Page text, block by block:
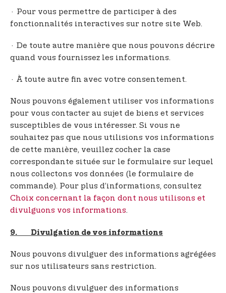
· Pour vous permettre de participer à des
fonctionnalités interactives sur notre site Web.
· De toute autre manière que nous pouvons décrire
quand vous fournissez les informations.
· À toute autre fin avec votre consentement.
Nous pouvons également utiliser vos informations
pour vous contacter au sujet de biens et services
susceptibles de vous intéresser. Si vous ne
souhaitez pas que nous utilisions vos informations
de cette manière, veuillez cocher la case
correspondante située sur le formulaire sur lequel
nous collectons vos données (le formulaire de
commande). Pour plus d’informations, consultez
Choix concernant la façon dont nous utilisons et
divulguons vos informations.
9. Divulgation de vos informations
Nous pouvons divulguer des informations agrégées
sur nos utilisateurs sans restriction.
Nous pouvons divulguer des informations